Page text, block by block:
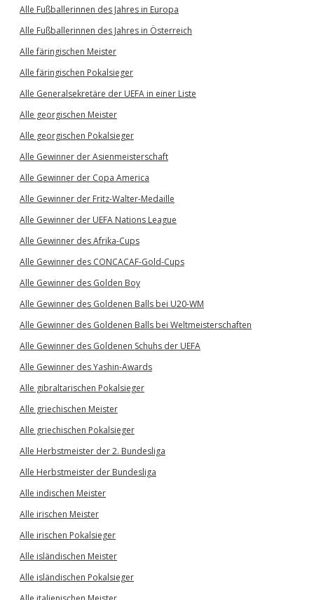
Alle Fußballerinnen des Jahres in Europa
Alle Fußballerinnen des Jahres in Österreich
Alle färingischen Meister
Alle färingischen Pokalsieger
Alle Generalsekretäre der UEFA in einer Liste
Alle georgischen Meister
Alle georgischen Pokalsieger
Alle Gewinner der Asienmeisterschaft
Alle Gewinner der Copa America
Alle Gewinner der Fritz-Walter-Medaille
Alle Gewinner der UEFA Nations League
Alle Gewinner des Afrika-Cups
Alle Gewinner des CONCACAF-Gold-Cups
Alle Gewinner des Golden Boy
Alle Gewinner des Goldenen Balls bei U20-WM
Alle Gewinner des Goldenen Balls bei Weltmeisterschaften
Alle Gewinner des Goldenen Schuhs der UEFA
Alle Gewinner des Yashin-Awards
Alle gibraltarischen Pokalsieger
Alle griechischen Meister
Alle griechischen Pokalsieger
Alle Herbstmeister der 2. Bundesliga
Alle Herbstmeister der Bundesliga
Alle indischen Meister
Alle irischen Meister
Alle irischen Pokalsieger
Alle isländischen Meister
Alle isländischen Pokalsieger